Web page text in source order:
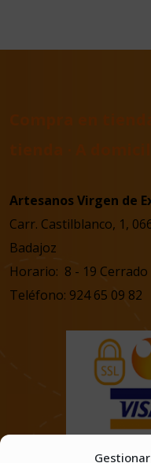
Artesanos Virgen de
Carr. Castilblanco, 1,
Badajoz
Horario: 8 - 19
Teléfono: 924 65 09 82